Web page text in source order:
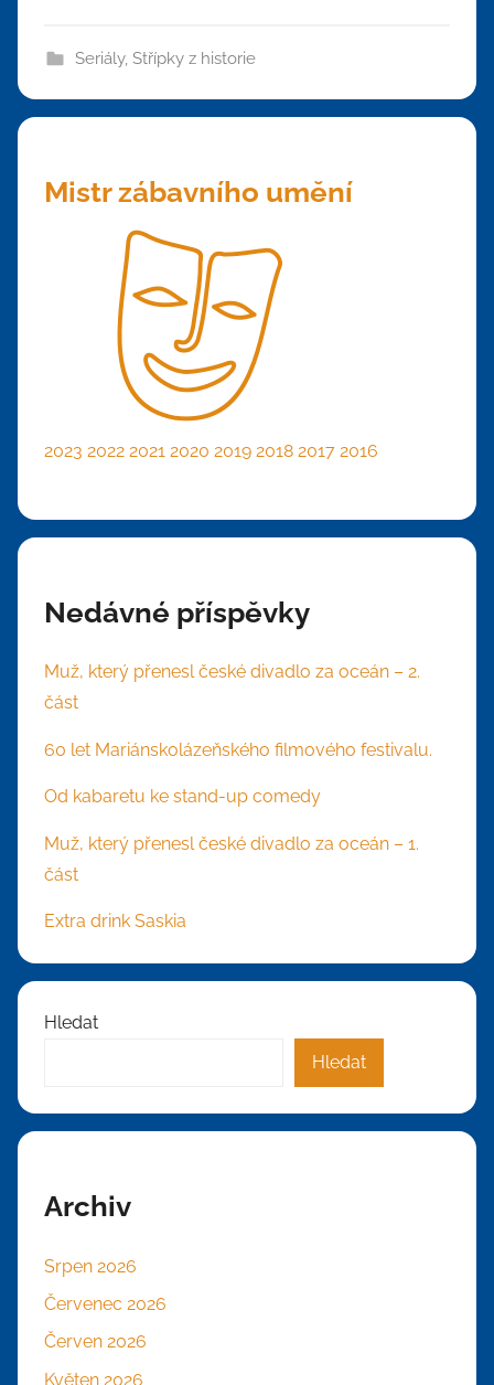
Seriály, Střípky z historie
Mistr zábavního umění
2023 2022 2021 2020 2019 2018 2017 2016
Nedávné příspěvky
Muž, který přenesl české divadlo za oceán – 2.
část
60 let Mariánskolázeňského filmového festivalu.
Od kabaretu ke stand-up comedy
Muž, který přenesl české divadlo za oceán – 1.
část
Extra drink Saskia
Hledat
Hledat
Archiv
Srpen 2026
Červenec 2026
Červen 2026
Květen 2026